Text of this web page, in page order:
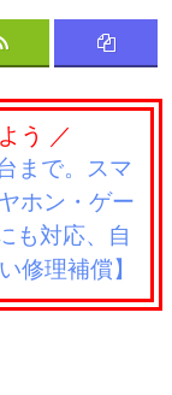
う ／
まで。スマ
ホン・ゲー
も対応、自
修理補償】